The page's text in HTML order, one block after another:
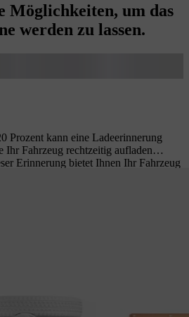
Möglichkeiten, um das
werden zu lassen.
Prozent kann eine Ladeerinnerung
Ihr Fahrzeug rechtzeitig aufladen
Erinnerung bietet Ihnen Ihr Fahrzeug